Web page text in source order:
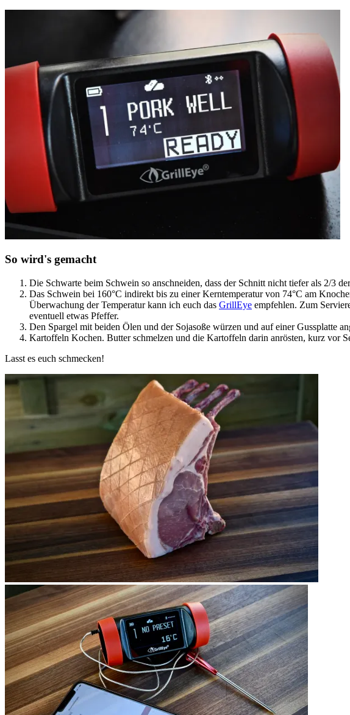
So wird's gemacht
Die Schwarte beim Schwein so anschneiden, dass der Schnitt nicht tiefer als 2/3
Das Schwein bei 160°C indirekt bis zu einer Kerntemperatur von 74°C am
Überwachung der Temperatur kann ich euch das GrillEye empfehlen. Zum
eventuell etwas Pfeffer.
Den Spargel mit beiden Ölen und der Sojasoße würzen und auf einer Gussplatte
Kartoffeln Kochen. Butter schmelzen und die Kartoffeln darin anrösten, kurz vor
Lasst es euch schmecken!